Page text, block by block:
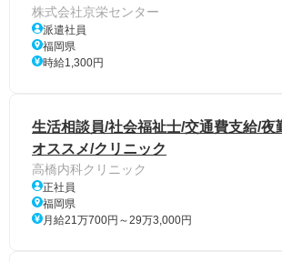
株式会社京栄センター
派遣社員
福岡県
時給1,300円
生活相談員/社会福祉士/交通費支給/夜
オススメ/クリニック
高橋内科クリニック
正社員
福岡県
月給21万700円～29万3,000円